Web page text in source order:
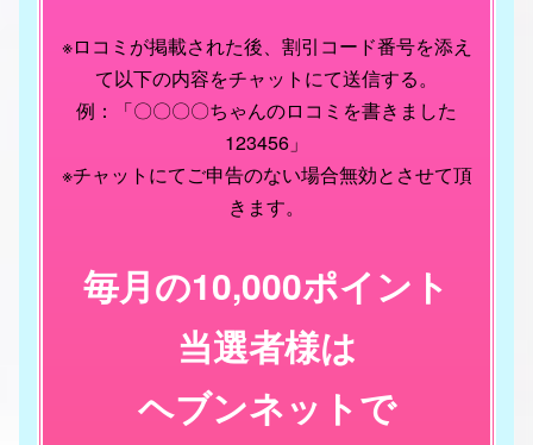
※ロコミが掲載された後、割引コード番号を添え
て以下の内容をチャットにて送信する。
例：「〇〇〇〇ちゃんのロコミを書きました
123456」
※チャットにてご申告のない場合無効とさせて頂
きます。
毎月の10,000ポイント
当選者様は
ヘブンネットで